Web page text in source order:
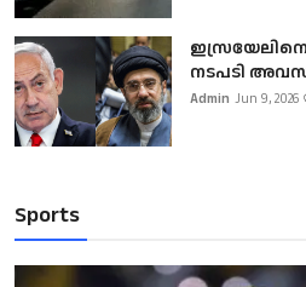
നടപടി
Admin Jun 9, 2026
Sports